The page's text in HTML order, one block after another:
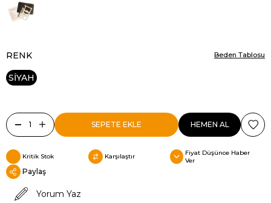
RENK
SİYAH
Beden Tablosu
Kritik Stok Karşılaştır
Fiyat Düşünce Haber
Ver
Paylaş
Yorum Yaz